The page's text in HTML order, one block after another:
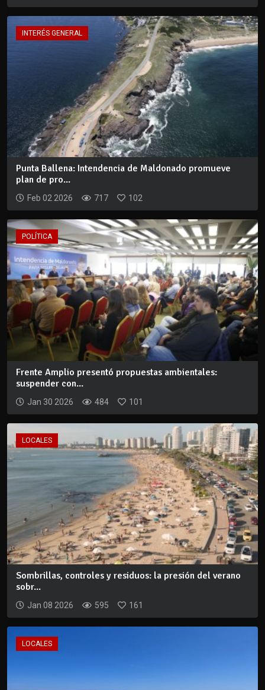
INTERÉS GENERAL
Punta Ballena: Intendencia de Maldonado promueve
plan de pro...
Feb 02 2026 717 102
POLÍTICA
Frente Amplio presentó propuestas ambientales:
suspender con...
Jan 30 2026 484 101
LOCALES
Sombrillas, controles y residuos: la presión del verano
sobr...
Jan 08 2026 595 161
LOCALES